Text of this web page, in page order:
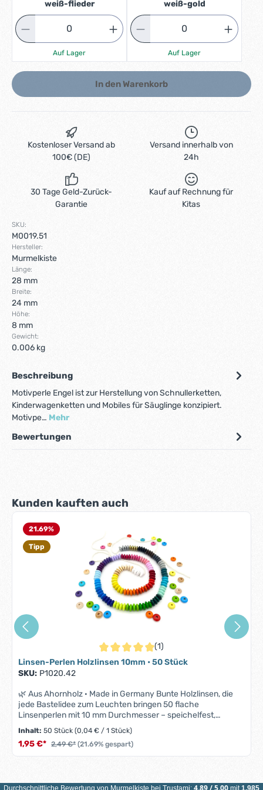
weiß-flieder
Auf Lager
weiß-gold
Auf Lager
In den Warenkorb
Kostenloser Versand ab
100€ (DE)
Versand innerhalb von
24h
30 Tage Geld-Zurück-
Garantie
Kauf auf Rechnung für
Kitas
SKU:
M0019.51
Hersteller:
Murmelkiste
Länge:
28 mm
Breite:
24 mm
Höhe:
8 mm
Gewicht:
0.006 kg
Beschreibung
Motivperle Engel ist zur Herstellung von Schnullerketten,
Kinderwagenketten und Mobiles für Säuglinge konzipiert.
Motivpe… Mehr
Bewertungen
Produktgalerie überspringen
Kunden kauften auch
21.69%
Tipp
Durchschnittliche Bewertung von 5 von 5
(1)
Linsen-Perlen Holzlinsen 10mm • 50 Stück
SKU: P1020.42
🌿 Aus Ahornholz · Made in Germany Bunte Holzlinsen, die
jede Bastelidee zum Leuchten bringen 50 flache
Linsenperlen mit 10 mm Durchmesser – speichelfest,
farbecht und in über 35 Farben. Auffädeln, kombinieren,
loslegen. 1,95 € 2,49 € –22 % 50 Stück · nur 0,04 € pro Perle
· inkl. MwSt. zzgl. Versand 🇩🇪Made in Germanyaus
Ahornholz gefertigt 🛡️DIN EN 71-3speichel- & schweißfest
Inhalt:50 Stück(0,04 € / 1 Stück)
1,95 €* 2,49 €* (21.69% gespart)